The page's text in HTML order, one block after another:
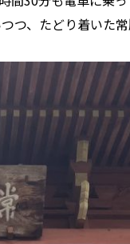
つ、たどり着いた常